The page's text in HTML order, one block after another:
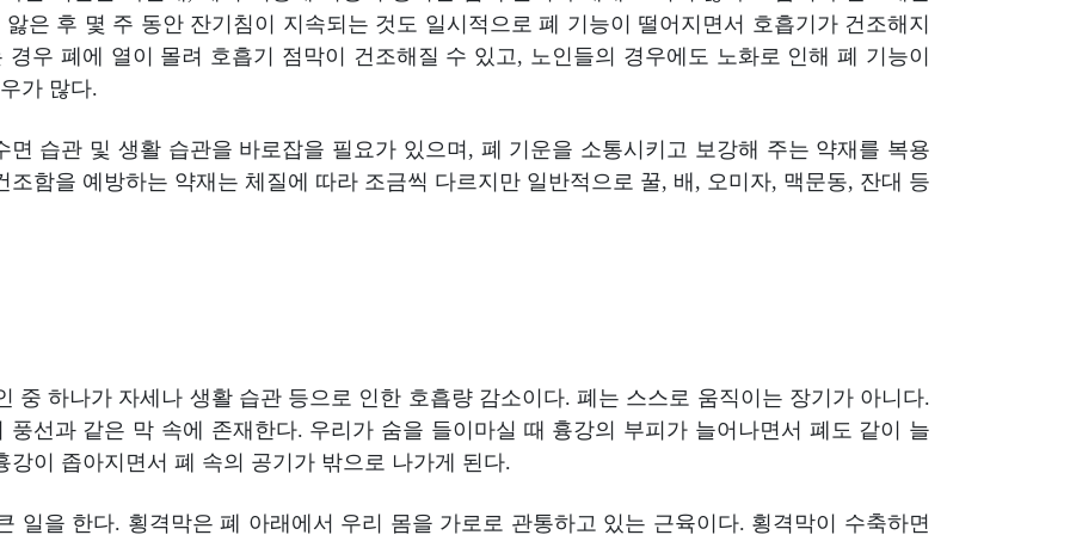
은 후 몇 주 동안 잔기침이 지속되는 것도 일시적으로 폐 기능이 떨어지면서 호흡기가 건조해지
우 폐에 열이 몰려 호흡기 점막이 건조해질 수 있고, 노인들의 경우에도 노화로 인해 폐 기능이
가 많다.
습관 및 생활 습관을 바로잡을 필요가 있으며, 폐 기운을 소통시키고 보강해 주는 약재를 복용
함을 예방하는 약재는 체질에 따라 조금씩 다르지만 일반적으로 꿀, 배, 오미자, 맥문동, 잔대 등
중 하나가 자세나 생활 습관 등으로 인한 호흡량 감소이다. 폐는 스스로 움직이는 장기가 아니다.
선과 같은 막 속에 존재한다. 우리가 숨을 들이마실 때 흉강의 부피가 늘어나면서 폐도 같이 늘
이 좁아지면서 폐 속의 공기가 밖으로 나가게 된다.
일을 한다. 횡격막은 폐 아래에서 우리 몸을 가로로 관통하고 있는 근육이다. 횡격막이 수축하면